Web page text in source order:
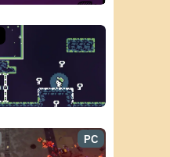
PC